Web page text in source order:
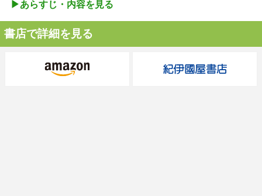
▶︎あらすじ・内容を見る
書店で詳細を見る